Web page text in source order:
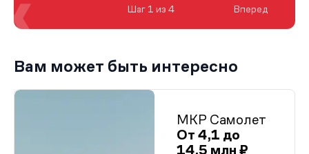
Шаг 1 из 4 Вперед
Вам может быть интересно
МКР Самолет
От 4,1 до
14,5 млн ₽